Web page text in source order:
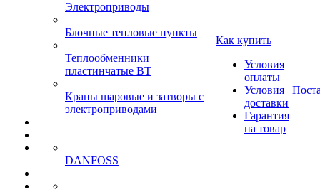
Электроприводы
Блочные тепловые пункты
Теплообменники
пластинчатые ВТ
Краны шаровые и затворы с
электроприводами
DANFOSS
Как купить
Условия
оплаты
Условия
доставки
Гарантия
на товар